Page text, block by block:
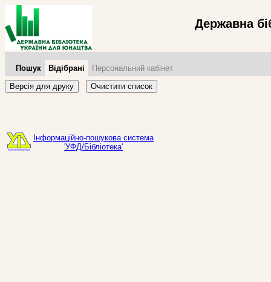
Державна
Пошук Відібрані
Персональний кабінет
Версія для друку
Очистити список
Інформаційно-пошукова система
'УФД/Бібліотека'